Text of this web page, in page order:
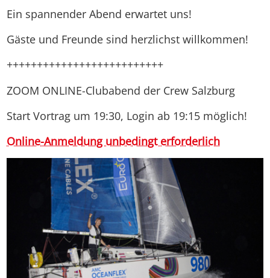
Ein spannender Abend erwartet uns!
Gäste und Freunde sind herzlichst willkommen!
++++++++++++++++++++++++++
ZOOM ONLINE-Clubabend der Crew Salzburg
Start Vortrag um 19:30, Login ab 19:15 möglich!
Online-Anmeldung unbedingt erforderlich